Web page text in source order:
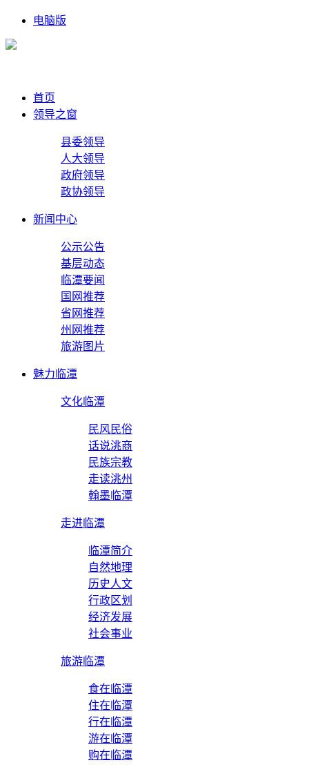
电脑版
首页
领导之窗
县委领导
人大领导
政府领导
政协领导
新闻中心
公示公告
基层动态
临潭要闻
国网推荐
省网推荐
州网推荐
旅游图片
魅力临潭
文化临潭
民风民俗
话说洮商
民族宗教
走读洮州
翰墨临潭
走进临潭
临潭简介
自然地理
历史人文
行政区划
经济发展
社会事业
旅游临潭
食在临潭
住在临潭
行在临潭
游在临潭
购在临潭